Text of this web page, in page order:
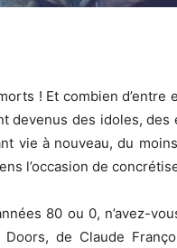
! Et combien
devenus des idoles,
vie à nouveau, du
l’occasion de
80 ou 0, n’avez-
de Claude